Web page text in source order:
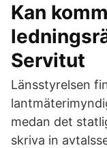
Kan
Servitut
Länsstyrelsen
medan det
skriva in